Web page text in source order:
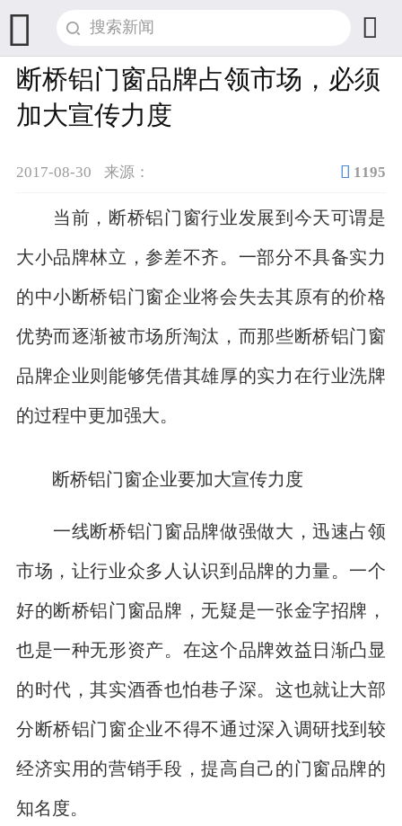
 
断桥铝门窗品牌占领市场，必须
加大宣传力度
2017-08-30 来源：  1195
当前，断桥铝门窗行业发展到今天可谓是
大小品牌林立，参差不齐。一部分不具备实力
的中小断桥铝门窗企业将会失去其原有的价格
优势而逐渐被市场所淘汰，而那些断桥铝门窗
品牌企业则能够凭借其雄厚的实力在行业洗牌
的过程中更加强大。
断桥铝门窗企业要加大宣传力度
一线断桥铝门窗品牌做强做大，迅速占领
市场，让行业众多人认识到品牌的力量。一个
好的断桥铝门窗品牌，无疑是一张金字招牌，
也是一种无形资产。在这个品牌效益日渐凸显
的时代，其实酒香也怕巷子深。这也就让大部
分断桥铝门窗企业不得不通过深入调研找到较
经济实用的营销手段，提高自己的门窗品牌的
知名度。